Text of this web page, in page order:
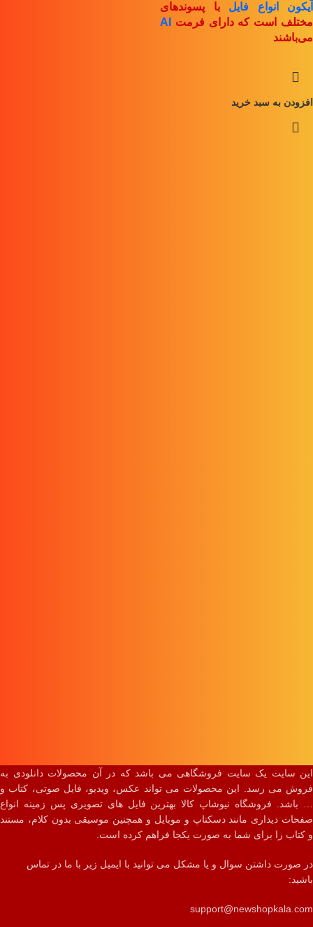
آیکون انواع فایل با پسوندهای
مختلف است که دارای فرمت
AI
می‌باشند
افزودن به سبد خرید
این سایت یک سایت فروشگاهی می باشد که در آن محصولات دانلودی به
فروش می رسد. این محصولات می تواند عکس، ویدیو، فایل صوتی، کتاب و
… باشد. فروشگاه نیوشاپ کالا بهترین فایل های تصویری پس زمینه انواع
صفحات دیداری مانند دسکتاپ و موبایل و همچنین موسیقی بدون کلام، مستند
و کتاب را برای شما به صورت یکجا فراهم کرده است.
در صورت داشتن سوال و یا مشکل می توانید با ایمیل زیر با ما در تماس
باشید:
support@newshopkala.com